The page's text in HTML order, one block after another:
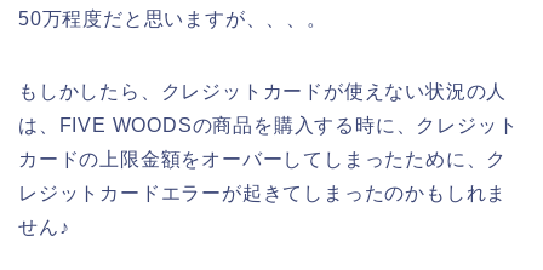
50万程度だと思いますが、、、。
もしかしたら、クレジットカードが使えない状況の人
は、FIVE WOODSの商品を購入する時に、クレジット
カードの上限金額をオーバーしてしまったために、ク
レジットカードエラーが起きてしまったのかもしれま
せん♪